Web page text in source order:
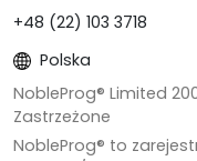
+48 (22) 103 3718
Polska
NobleProg® Limited
Zastrzeżone
NobleProg® to